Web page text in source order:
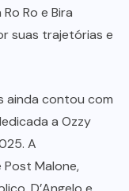
Ro e Bira
suas trajetórias e
ainda contou com
a Ozzy
A
Malone,